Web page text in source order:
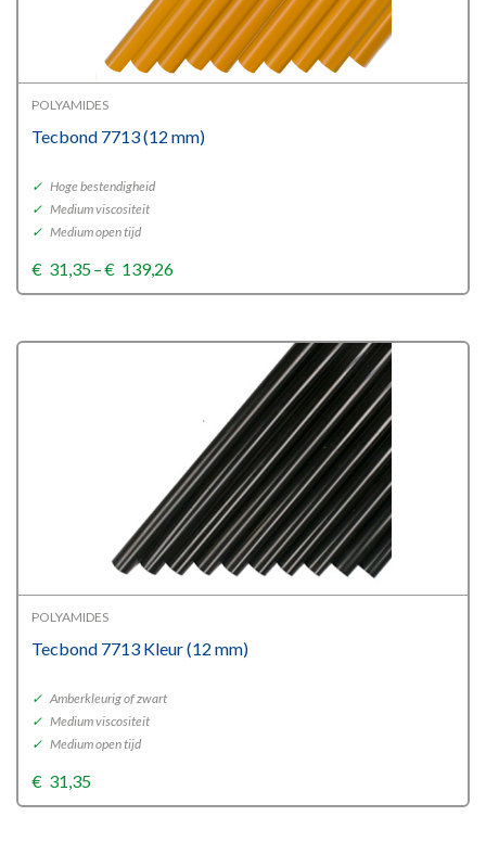
POLYAMIDES
Tecbond 7713 (12 mm)
✓ Hoge bestendigheid
✓ Medium viscositeit
✓ Medium open tijd
€ 31,35–€ 139,26Price
range:
POLYAMIDES
Tecbond 7713 Kleur (12 mm)
✓ Amberkleurig of zwart
✓ Medium viscositeit
✓ Medium open tijd
€ 31,35